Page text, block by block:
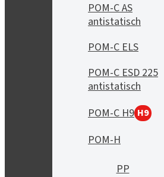
POM-C AS
antistatisch
POM-C ELS
POM-C ESD 225
antistatisch
POM-C H9 H9
POM-H
PP